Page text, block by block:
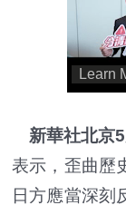
新華社北京
表示，歪曲歷
日方應當深刻